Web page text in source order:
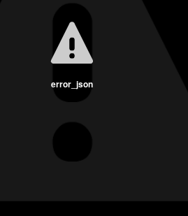
error_json